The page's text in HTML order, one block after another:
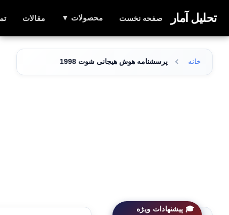
تحلیل آمار صفحه نخست محصولات ▼ مقالات
خانه پرسشنامه هوش هیجانی شوت 1998
🎓 پیشنهادات ویژه